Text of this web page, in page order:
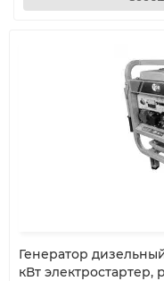
Генератор
кВт электростартер,